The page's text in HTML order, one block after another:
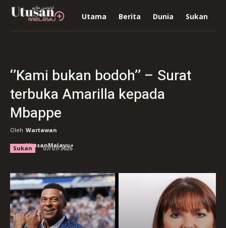
Utama Berita Dunia Sukan
‘’Kami bukan bodoh’’ – Surat
terbuka Amarilla kepada
Mbappe
Oleh Wartawan
UtusanMelayu+
Sukan 07/07/2026